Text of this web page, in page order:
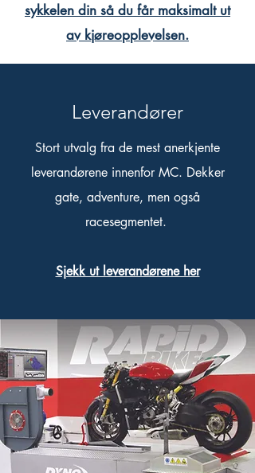
sykkelen din så du får maksimalt ut
av kjøreopplevelsen.
Leverandører
Stort utvalg fra de mest anerkjente
leverandørene innenfor MC. Dekker
gate, adventure, men også
racesegmentet.
Sjekk ut leverandørene her